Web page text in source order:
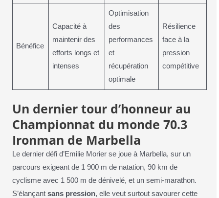
Bénéfice
Capacité à
maintenir des
efforts longs et
intenses
Optimisation
des
performances
et
récupération
optimale
Résilience
face à la
pression
compétitive
Un dernier tour d’honneur au
Championnat du monde 70.3
Ironman de Marbella
Le dernier défi d’Emilie Morier se joue à Marbella, sur un
parcours exigeant de 1 900 m de natation, 90 km de
cyclisme avec 1 500 m de dénivelé, et un semi-marathon.
S’élançant sans pression, elle veut surtout savourer cette